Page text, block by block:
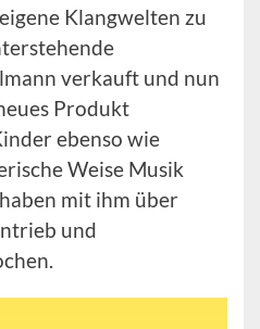
Klangwelten zu
verkauft und nun
Produkt
ebenso wie
Weise Musik
mit ihm über
und